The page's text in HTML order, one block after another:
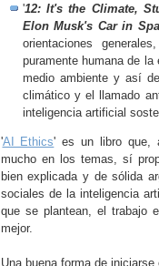
'12: It's the Climate,
Elon Musk's Car in
orientaciones
puramente humana de
medio ambiente y así
climático y el llamado
inteligencia artificial
'AI Ethics' es un libro que,
mucho en los temas, sí
bien explicada y de sólida
sociales de la inteligencia
que se plantean, el trabajo
mejor.
Una buena forma de iniciarse